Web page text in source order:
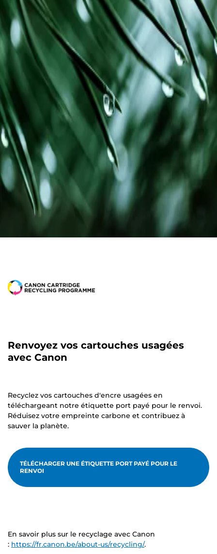
Renvoyez vos cartouches usagées
avec Canon
Recyclez vos cartouches d'encre usagées en
téléchargeant notre étiquette port payé pour le renvoi.
Réduisez votre empreinte carbone et contribuez à
sauver la planète.
TÉLÉCHARGER UNE ÉTIQUETTE PORT PAYÉ POUR LE
RENVOI
En savoir plus sur le recyclage avec Canon
: https://fr.canon.be/about-us/recycling/.